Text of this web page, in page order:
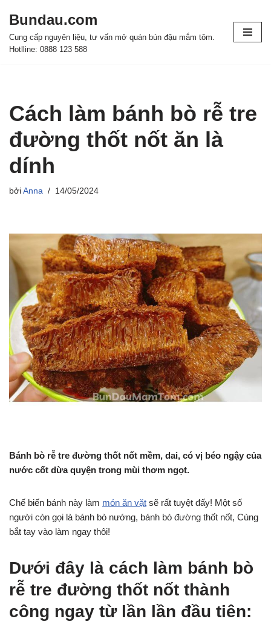
Chuyển
tới
Bundau.com
Cung cấp nguyên liệu, tư vấn mở quán bún đậu mắm tôm.
Hotlline: 0888 123 588
Cách làm bánh bò rễ tre
đường thốt nốt ăn là
dính
bởi Anna 14/05/2024
Bánh bò rễ tre đường thốt nốt mềm, dai, có vị béo ngậy của
nước cốt dừa quyện trong mùi thơm ngọt.
Chế biến bánh này làm món ăn vặt sẽ rất tuyệt đấy! Một số
người còn gọi là bánh bò nướng, bánh bò đường thốt nốt, Cùng
bắt tay vào làm ngay thôi!
Dưới đây là cách làm bánh bò
rễ tre đường thốt nốt thành
công ngay từ lần lần đầu tiên: